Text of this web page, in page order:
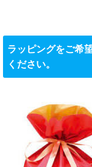
ラッピングをご希
ください。